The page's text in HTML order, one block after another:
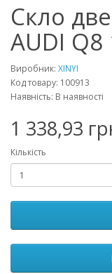
Скло
AUDI Q8
Виробник: XINYI
Код товару: 100913
Наявність: В наявності
1 338,93
Кількість